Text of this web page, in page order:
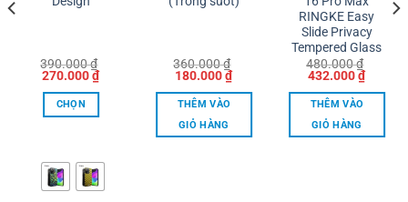
390.000₫
Giá
là:
390.000 ₫.
270.000₫Giá
hiện
270.000 ₫.
CHỌN
phẩm
này
360.000₫
Giá
là:
360.000 ₫.
180.000₫Giá
hiện
tại
THÊM VÀO
GIỎ HÀNG
RINGKE Easy
Slide Privacy
Tempered Glass
480.000₫
Giá
là:
480.000 ₫.
432.000₫Giá
hiện
tại
THÊM VÀO
GIỎ HÀNG